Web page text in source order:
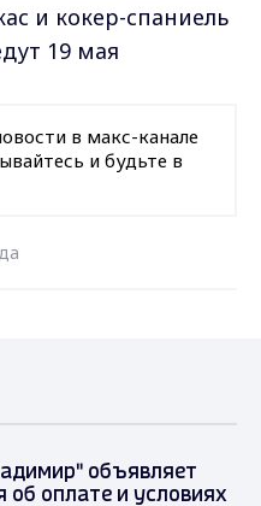
и кокер-спаниель
19 мая
в макс-канале
и будьте в
объявляет
об оплате и условиях